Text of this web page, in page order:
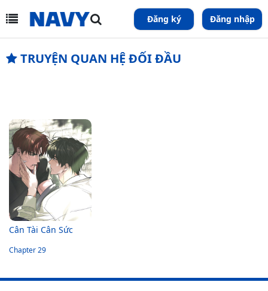
Đăng ký Đăng nhập
TRUYỆN QUAN HỆ ĐỐI ĐẦU
Cân Tài Cân Sức
Chapter 29